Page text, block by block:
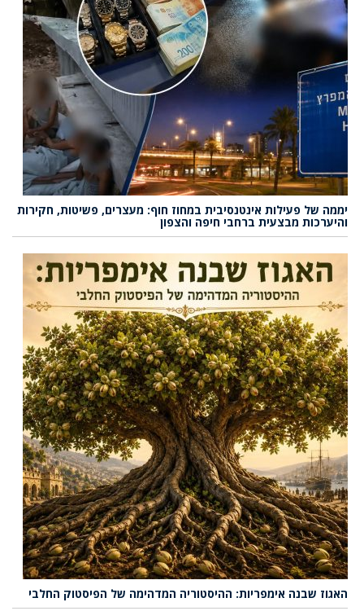
יממה של פעילות אינטנסיבית במחוז חוף: מעצרים, פשיטות, חקירות
והיערכות מבצעית ברחבי חיפה והצפון
האגוז שבנה אימפריות: ההיסטוריה המדהימה של הפיסטוק החלבי